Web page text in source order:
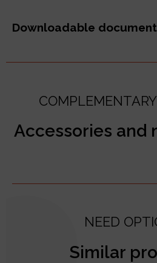
Downloadable
Accessories and
NEED
Similar